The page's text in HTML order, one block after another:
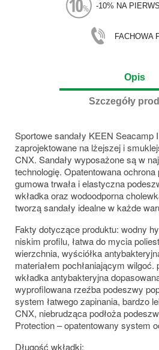
-10% NA
FACHOWA
Opis
Szczegóły
Sportowe sandały KEEN Seacamp
zaprojektowane na lżejszej i
CNX. Sandały wyposażone są w
technologię. Opatentowana
gumowa trwała i elastyczna
wkładka oraz wodoodporna
tworzą sandały idealne w każde
Fakty dotyczące produktu: wodny
niskim profilu, łatwa do mycia
wierzchnia, wyściółka
materiałem pochłaniającym
wkładka antybakteryjna
wyprofilowana rzeźba podeszwy
system łatwego zapinania, bardzo
CNX, niebrudząca podłoża
Protection – opatentowany system
Długość wkładki: